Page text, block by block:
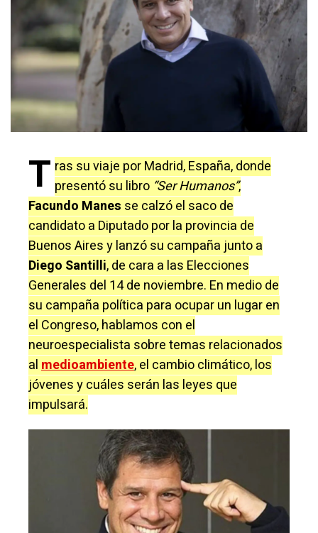
T ras su viaje por Madrid, España, donde
presentó su libro “Ser Humanos”,
Facundo Manes se calzó el saco de
candidato a Diputado por la provincia de
Buenos Aires y lanzó su campaña junto a
Diego Santilli, de cara a las Elecciones
Generales del 14 de noviembre. En medio de
su campaña política para ocupar un lugar en
el Congreso, hablamos con el
neuroespecialista sobre temas relacionados
almedioambiente, el cambio climático, los
jóvenes y cuáles serán las leyes que
impulsará.